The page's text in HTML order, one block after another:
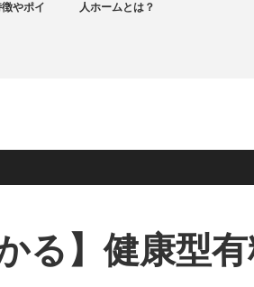
やポイ
人ホームとは？
る】健康型